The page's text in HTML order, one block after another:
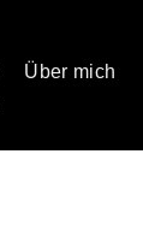
Über mich